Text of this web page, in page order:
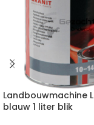
Landbouwmachine
blauw 1 liter blik